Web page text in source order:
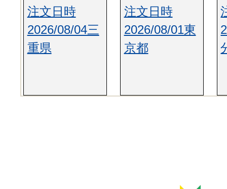
注文日時
2026/08/04三
重県
注文日時
2026/08/01東
京都